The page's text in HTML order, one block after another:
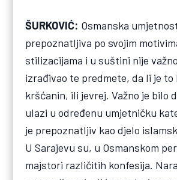
ŠURKOVIĆ: Osmanska
prepoznatljiva po svojim
stilizacijama i u suštini nije
izrađivao te predmete, da li je to
kršćanin, ili jevrej. Važno je bilo
ulazi u određenu umjetničku
je prepoznatljiv kao djelo
U Sarajevu su, u Osmanskom
majstori različitih konfesija.